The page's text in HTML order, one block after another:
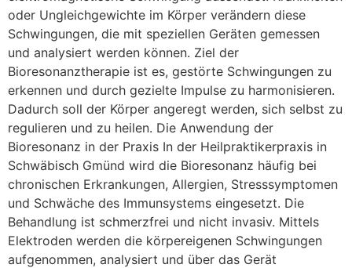
oder Ungleichgewichte im Körper verändern diese
Schwingungen, die mit speziellen Geräten gemessen
und analysiert werden können. Ziel der
Bioresonanztherapie ist es, gestörte Schwingungen zu
erkennen und durch gezielte Impulse zu harmonisieren.
Dadurch soll der Körper angeregt werden, sich selbst zu
regulieren und zu heilen. Die Anwendung der
Bioresonanz in der Praxis In der Heilpraktikerpraxis in
Schwäbisch Gmünd wird die Bioresonanz häufig bei
chronischen Erkrankungen, Allergien, Stresssymptomen
und Schwäche des Immunsystems eingesetzt. Die
Behandlung ist schmerzfrei und nicht invasiv. Mittels
Elektroden werden die körpereigenen Schwingungen
aufgenommen, analysiert und über das Gerät